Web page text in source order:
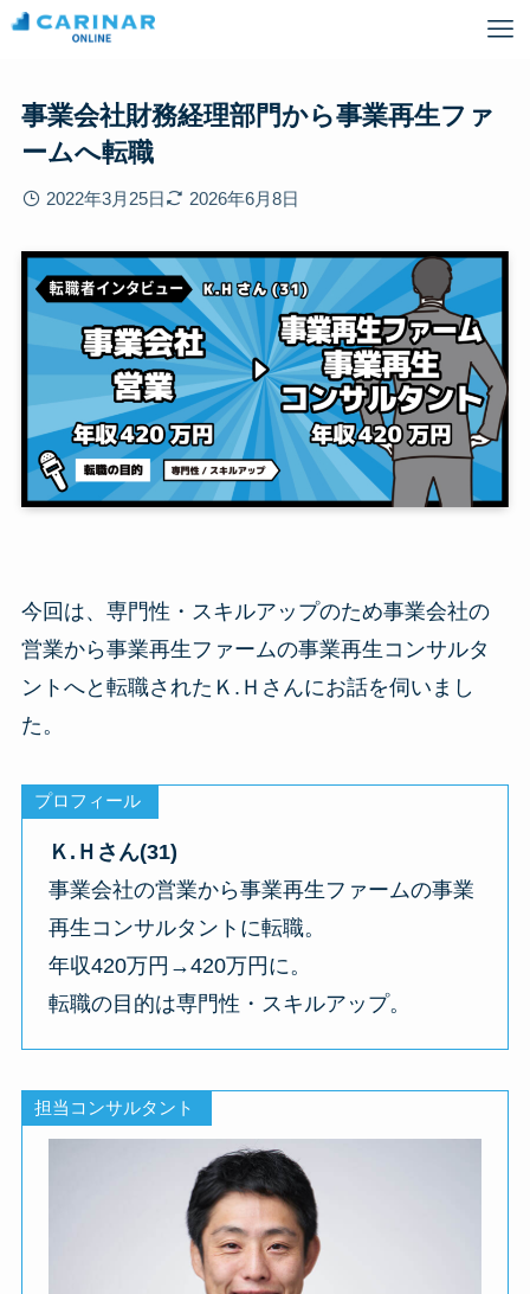
事業会社財務経理部門から事業再生ファ
ームへ転職
2022年3月25日 2026年6月8日
今回は、専門性・スキルアップのため事業会社の
営業から事業再生ファームの事業再生コンサルタ
ントへと転職されたＫ.Ｈさんにお話を伺いまし
た。
プロフィール
Ｋ.Ｈさん(31)
事業会社の営業から事業再生ファームの事業
再生コンサルタントに転職。
年収420万円→420万円に。
転職の目的は専門性・スキルアップ。
担当コンサルタント